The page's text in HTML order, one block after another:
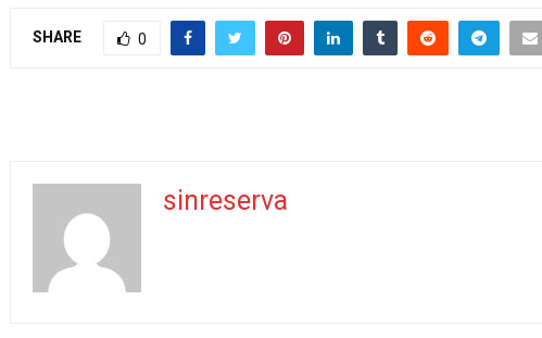
SHARE 0
sinreserva